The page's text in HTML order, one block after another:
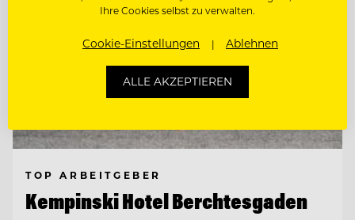
TOP ARBEITGEBER
Kempinski Hotel Berchtesgaden
Ihre Cookies selbst zu verwalten.
Cookie-Einstellungen Ablehnen
ALLE AKZEPTIEREN